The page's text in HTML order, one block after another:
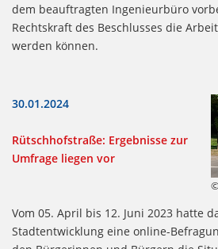
dem beauftragten Ingenieurbüro
Rechtskraft des Beschlusses die
werden können.
30.01.2024
Rütschhofstraße: Ergebnisse zur
Umfrage liegen vor
Vom 05. April bis 12. Juni 2023 hatte
Stadtentwicklung eine online-